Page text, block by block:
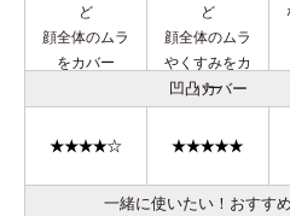
ど
顔全体のムラ
をカバー
ど
顔全体のムラ
やくすみをカ
バー
凹凸カバー
一緒に使いたい！おすす